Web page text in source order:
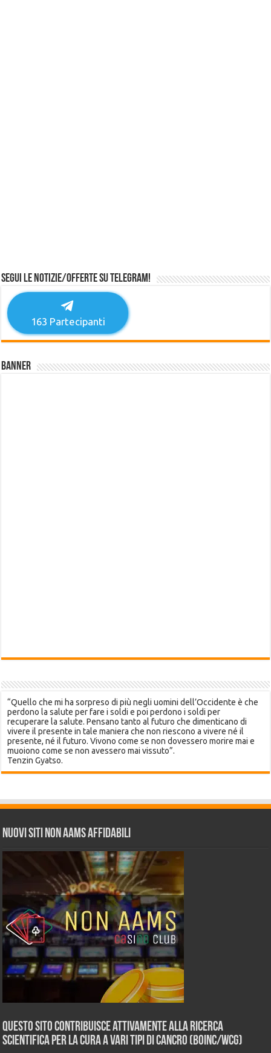
Segui le notizie/offerte su Telegram!
163 Partecipanti
Banner
“Quello che mi ha sorpreso di più negli uomini dell’Occidente è che
perdono la salute per fare i soldi e poi perdono i soldi per
recuperare la salute. Pensano tanto al futuro che dimenticano di
vivere il presente in tale maniera che non riescono a vivere né il
presente, né il futuro. Vivono come se non dovessero morire mai e
muoiono come se non avessero mai vissuto”.
Tenzin Gyatso.
Nuovi siti non AAMS affidabili
Questo sito contribuisce attivamente alla ricerca
scientifica per la cura a vari tipi di Cancro (BOINC/WCG)